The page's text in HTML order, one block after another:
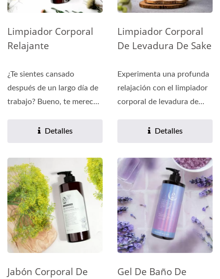
Limpiador Corporal
Relajante
¿Te sientes cansado
después de un largo día de
trabajo? Bueno, te mereces
Detalles
Limpiador Corporal
De Levadura De Sake
Experimenta una profunda
relajación con el limpiador
corporal de levadura de
Detalles
Jabón Corporal De
Gel De Baño De